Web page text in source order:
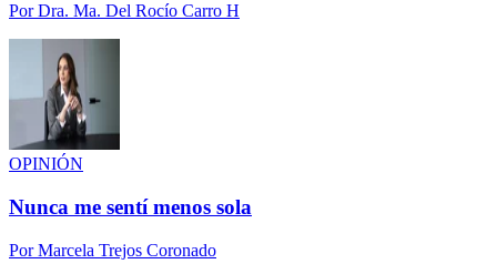
PorDra. Ma. Del Rocío Carro H
OPINIÓN
Nunca me sentí menos sola
PorMarcela Trejos Coronado